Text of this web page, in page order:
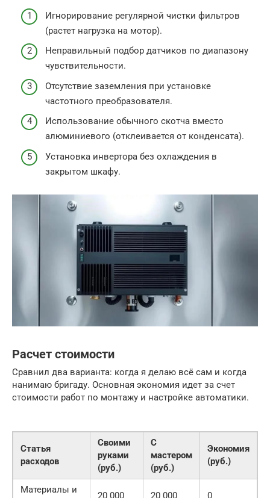
Игнорирование регулярной чистки фильтров
(растет нагрузка на мотор).
Неправильный подбор датчиков по диапазону
чувствительности.
Отсутствие заземления при установке
частотного преобразователя.
Использование обычного скотча вместо
алюминиевого (отклеивается от конденсата).
Установка инвертора без охлаждения в
закрытом шкафу.
Расчет стоимости
Сравнил два варианта: когда я делаю всё сам и когда
нанимаю бригаду. Основная экономия идет за счет
стоимости работ по монтажу и настройке автоматики.
Статья
расходов
Своими
руками
(руб.)
С
мастером
(руб.)
Экономия
(руб.)
Материалы и
20 000 20 000 0